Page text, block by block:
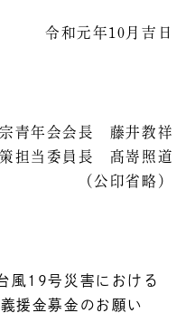
令和元年10月吉日
青年会会長 藤井教祥
担当委員長 髙嵜照道
（公印省略）
風19号災害における
援金募金のお願い